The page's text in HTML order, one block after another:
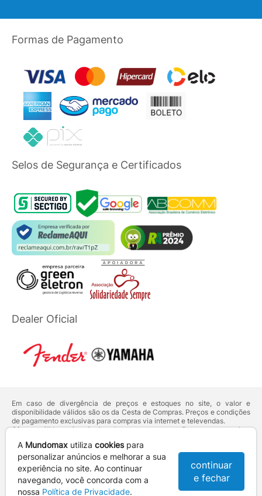
Formas de Pagamento
Selos de Segurança e Certificados
Dealer Oficial
Em caso de divergência de preços e estoques no site, o valor e
disponibilidade válidos são os da Cesta de Compras. Preços e condições
de pagamento exclusivas para compras via internet e televendas.
Ofertas válidas até o término de nossos estoques. Para compras acima
deVenda Corporativa.
Os preços apresentados no site prevalecem sobre outros anunciados em
qualquer outro meio de comunicação ou sites de buscas. Código de
Defesa do Consumidor:Lei nº 8.078.
Vendas sujeitas à confirmação de dados e análises de crédito e risco.
A Mundomax utiliza cookiespara
personalizar anúncios e melhorar a sua
experiência no site. Ao continuar
navegando, você concorda com a
nossa Política de Privacidade.
continuar
e fechar